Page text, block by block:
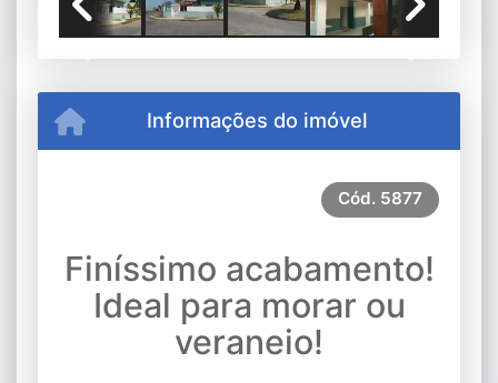
Informações do imóvel
Cód. 5877
Finíssimo acabamento!
Ideal para morar ou
veraneio!